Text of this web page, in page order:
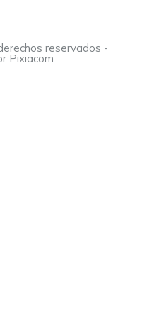
reservados -
Pixiacom